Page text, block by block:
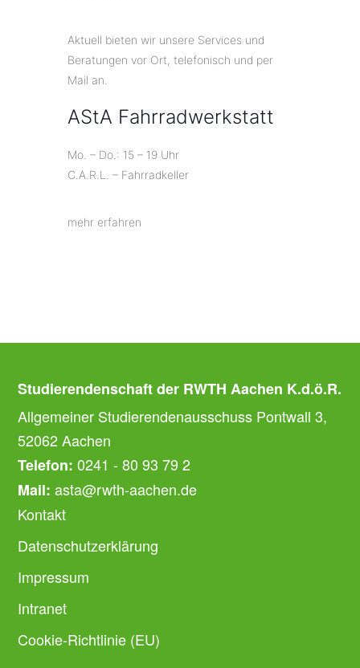
Aktuell bieten wir unsere Services und
Beratungen vor Ort, telefonisch und per
Mail an.
AStA Fahrradwerkstatt
Mo. – Do.: 15 – 19 Uhr
C.A.R.L. – Fahrradkeller
mehr erfahren
Studierendenschaft der RWTH Aachen K.d.ö.R.
Allgemeiner Studierendenausschuss Pontwall 3,
52062 Aachen
Telefon: 0241 - 80 93 79 2
Mail: asta@rwth-aachen.de
Kontakt
Datenschutzerklärung
Impressum
Intranet
Cookie-Richtlinie (EU)